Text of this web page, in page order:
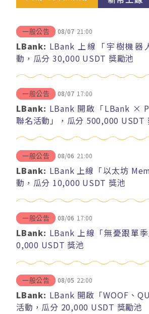
一般公告 08/07 21:00
LBank: LBank 上線「宇樹機器
動，瓜分 30,000 USDT 獎勵池
一般公告 08/07 17:00
LBank: LBank 開啟「LBank ×
聯名活動」，瓜分 500,000 USDT
一般公告 08/06 21:00
LBank: LBank 上線「以太坊
動，瓜分 10,000 USDT 獎池
一般公告 08/06 17:00
LBank: LBank 上線「無憂跟單
0,000 USDT 獎池
一般公告 08/05 22:00
LBank: LBank 開啟「WOOF、
活動，瓜分 20,000 USDT 獎勵池